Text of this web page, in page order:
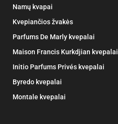
Namų kvapai
Kvepiančios žvakės
Parfums De Marly kvepalai
Maison Francis Kurkdjian kvepalai
Initio Parfums Privés kvepalai
Byredo kvepalai
Montale kvepalai